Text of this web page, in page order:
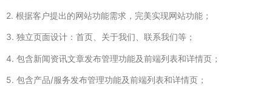
2. 根据客户提出的网站功能需求，完美实现网站功能；
3. 独立页面设计：首页、关于我们、联系我们等；
4. 包含新闻资讯文章发布管理功能及前端列表和详情页；
5. 包含产品/服务发布管理功能及前端列表和详情页；